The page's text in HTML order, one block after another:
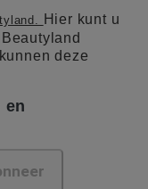
Hier kunt u
deze
en